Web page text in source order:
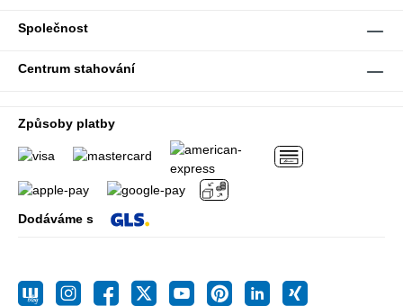
Společnost
Centrum stahování
Způsoby platby
Dodáváme s